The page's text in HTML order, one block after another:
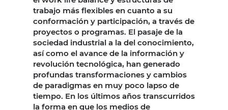
trabajo más flexibles en cuanto a su
conformación y participación, a través de
proyectos o programas. El pasaje de la
sociedad industrial a la del conocimiento,
así como el avance de la información y
revolución tecnológica, han generado
profundas transformaciones y cambios
de paradigmas en muy poco lapso de
tiempo. En los últimos años transcurridos
la forma en que los medios de